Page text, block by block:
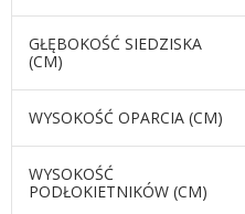
GŁĘBOKOŚĆ SIEDZISKA
(CM)
WYSOKOŚĆ OPARCIA (CM)
WYSOKOŚĆ
PODŁOKIETNIKÓW (CM)